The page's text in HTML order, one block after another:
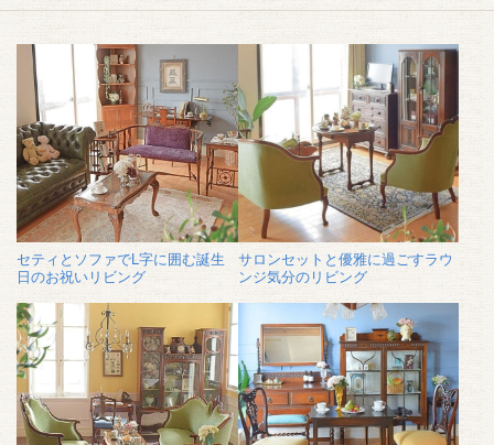
セティとソファでL字に囲む誕生
日のお祝いリビング
サロンセットと優雅に過ごすラウ
ンジ気分のリビング